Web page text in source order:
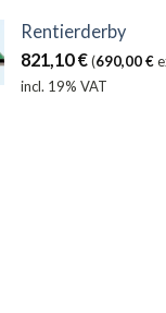
Rentierderby
821,10€(690,00€
incl. 19% VAT